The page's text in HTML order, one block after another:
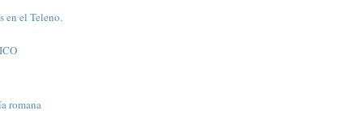
en el Teleno.
romana